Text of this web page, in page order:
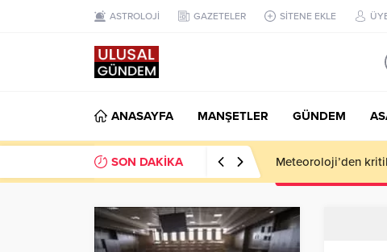
ASTROLOJİ GAZETELER SİTENE EKLE
ANASAYFA MANŞETLER GÜNDEM
SON DAKİKA Meteoroloji’den